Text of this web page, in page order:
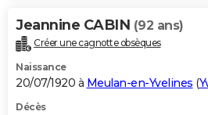
Jeannine CABIN (92 ans)
Créer une cagnotte obsèques
Naissance
20/07/1920 à Meulan-en-Yvelines (
Décès